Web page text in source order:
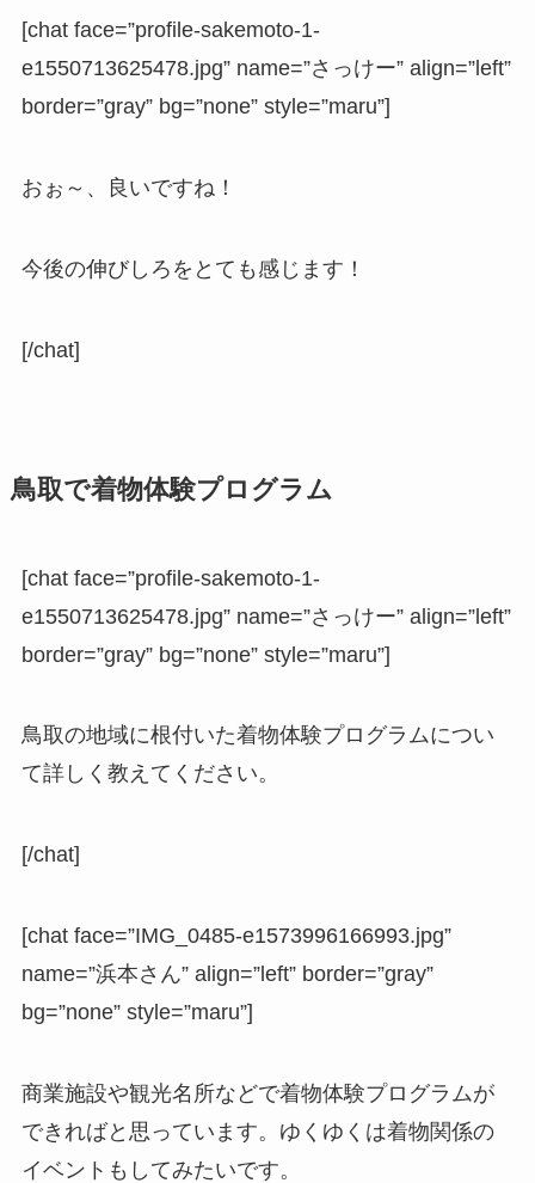
[chat face=”profile-sakemoto-1-
e1550713625478.jpg” name=”さっけー” align=”left”
border=”gray” bg=”none” style=”maru”]
おぉ～、良いですね！
今後の伸びしろをとても感じます！
[/chat]
鳥取で着物体験プログラム
[chat face=”profile-sakemoto-1-
e1550713625478.jpg” name=”さっけー” align=”left”
border=”gray” bg=”none” style=”maru”]
鳥取の地域に根付いた着物体験プログラムについ
て詳しく教えてください。
[/chat]
[chat face=”IMG_0485-e1573996166993.jpg”
name=”浜本さん” align=”left” border=”gray”
bg=”none” style=”maru”]
商業施設や観光名所などで着物体験プログラムが
できればと思っています。ゆくゆくは着物関係の
イベントもしてみたいです。